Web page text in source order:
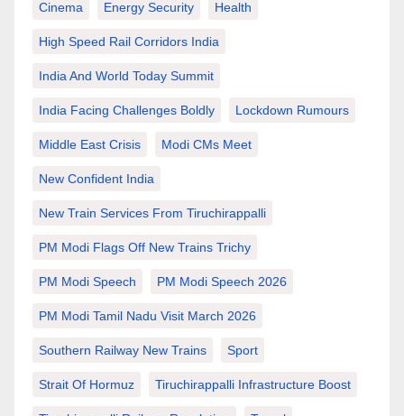
Cinema Energy Security Health
High Speed Rail Corridors India
India And World Today Summit
India Facing Challenges Boldly Lockdown Rumours
Middle East Crisis Modi CMs Meet
New Confident India
New Train Services From Tiruchirappalli
PM Modi Flags Off New Trains Trichy
PM Modi Speech PM Modi Speech 2026
PM Modi Tamil Nadu Visit March 2026
Southern Railway New Trains Sport
Strait Of Hormuz Tiruchirappalli Infrastructure Boost